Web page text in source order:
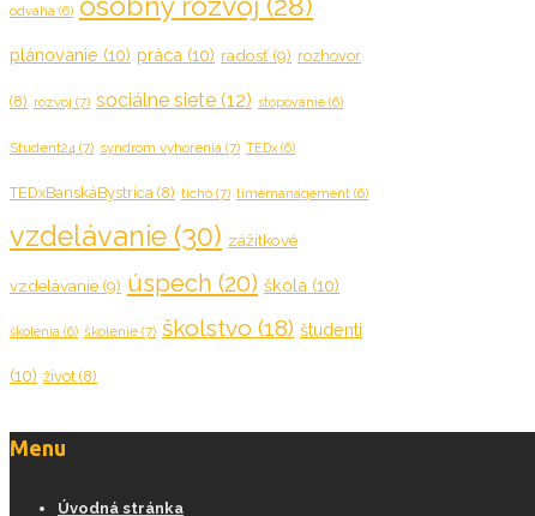
odvaha (6)
plánovanie (10) práca (10) radosť (9) rozhovor
(8) rozvoj (7) sociálne siete (12) stopovanie (6)
Student24 (7) syndrom vyhorenia (7) TEDx (6)
TEDxBanskáBystrica (8) ticho (7) timemanagement (6)
vzdelávanie (30) zážitkové
vzdelávanie (9) úspech (20) škola (10)
školenia (6) školenie (7) školstvo (18) študenti
(10) život (8)
Menu
Úvodná stránka